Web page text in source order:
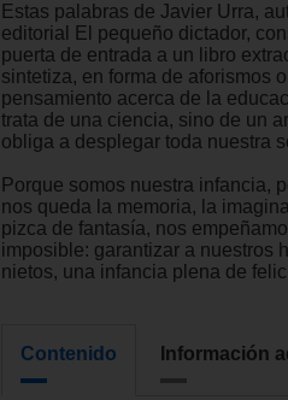
Estas palabras de Javier Urra,
editorial El pequeño dictador,
puerta de entrada a un libro
sintetiza, en forma de aforismos
pensamiento acerca de la
trata de una ciencia, sino de un
obliga a desplegar toda nuestra
Porque somos nuestra infancia,
nos queda la memoria, la
pizca de fantasía, nos
imposible: garantizar a nuestros
nietos, una infancia plena de
Contenido Información